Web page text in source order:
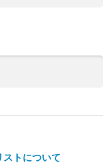
ストについて